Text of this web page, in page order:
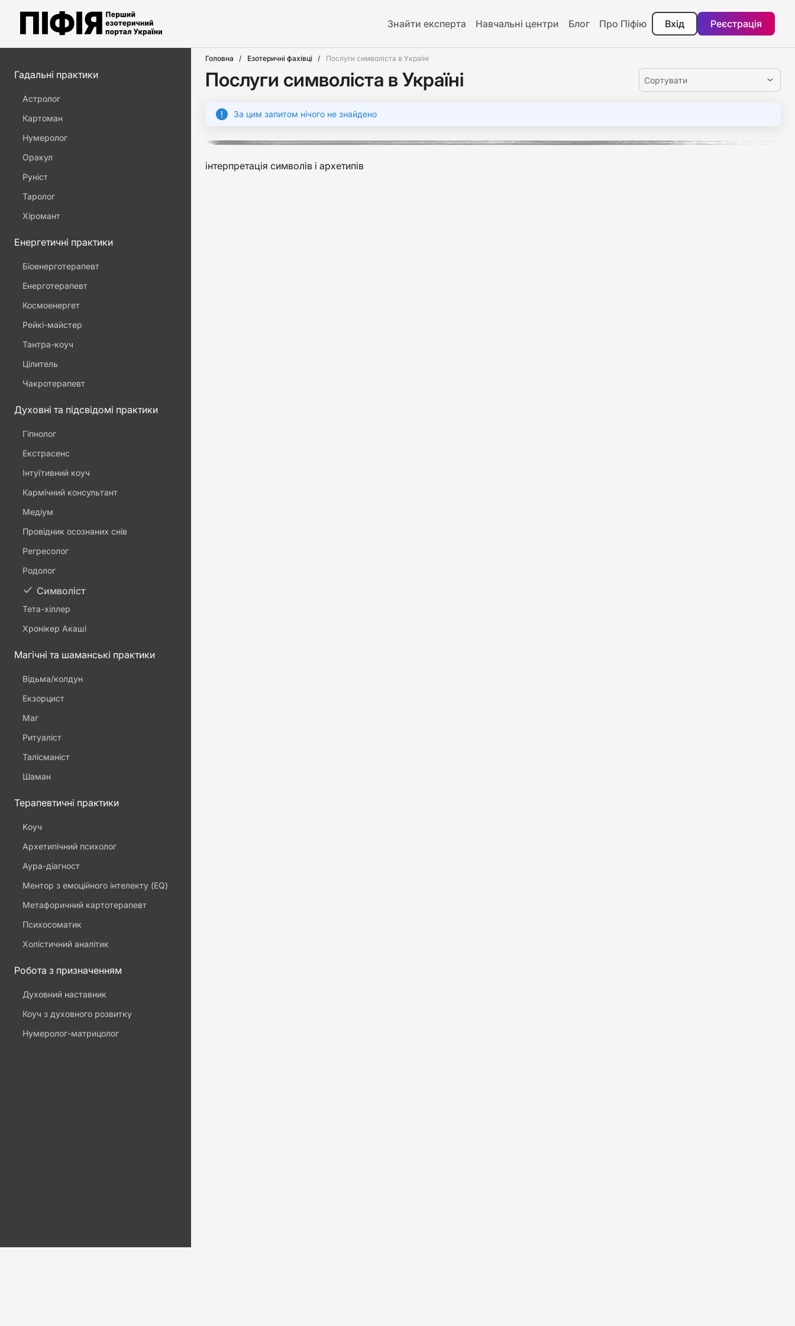
Знайти експерта Навчальні центри Блог Про Піфію Вхід Реєстрація
Головна Езотеричні фахівці Послуги символіста в Україні
Послуги символіста в Україні Сортувати
За цим запитом нічого не знайдено
інтерпретація символів і архетипів
Гадальні практики
Астролог
Картоман
Нумеролог
Оракул
Руніст
Таролог
Хіромант
Енергетичні практики
Біоенерготерапевт
Енерготерапевт
Космоенергет
Рейкі-майстер
Тантра-коуч
Цілитель
Чакротерапевт
Духовні та підсвідомі практики
Гіпнолог
Екстрасенс
Інтуїтивний коуч
Кармічний консультант
Медіум
Провідник осознаних снів
Регресолог
Родолог
Символіст
Тета-хіллер
Хронікер Акаші
Магічні та шаманські практики
Відьма/колдун
Екзорцист
Маг
Ритуаліст
Талісманіст
Шаман
Терапевтичні практики
Kоуч
Архетипічний психолог
Аура-діагност
Ментор з емоційного інтелекту (EQ)
Метафоричний картотерапевт
Психосоматик
Холістичний аналітик
Робота з призначенням
Духовний наставник
Коуч з духовного розвитку
Нумеролог-матрицолог